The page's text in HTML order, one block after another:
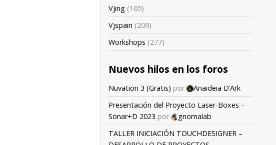
Vjing (165)
Vjspain (209)
Workshops (277)
Nuevos hilos en los foros
Nuvation 3 (Gratis) por
Anaideia D’Ark
Presentación del Proyecto Laser-Boxes –
Sonar+D 2023 por
gnomalab
TALLER INICIACIÓN TOUCHDESIGNER –